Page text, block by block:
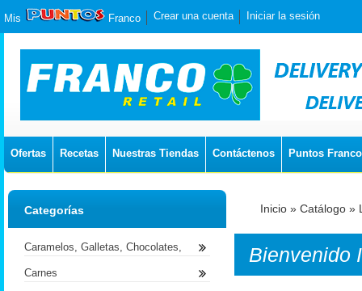
Mis Franco Crear una cuenta Iniciar la sesión
Ofertas Recetas Nuestras Tiendas Contáctenos Puntos Franco
Inicio » Catálogo »
Bienvenido
Categorías
Caramelos, Galletas, Chocolates,
Carnes